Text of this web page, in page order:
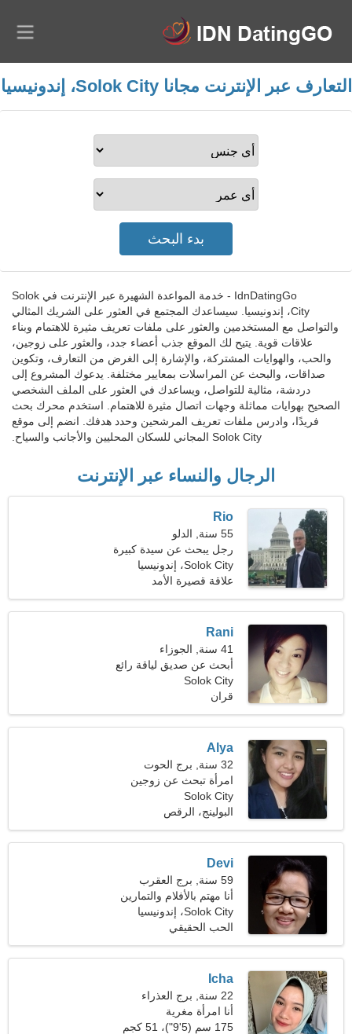
التعارف عبر الإنترنت مجانا Solok City، إندونيسيا
IdnDatingGo - خدمة المواعدة الشهيرة عبر الإنترنت في Solok
City، إندونيسيا. سيساعدك المجتمع في العثور على الشريك المثالي
والتواصل مع المستخدمين والعثور على ملفات تعريف مثيرة للاهتمام وبناء
علاقات قوية. يتيح لك الموقع جذب أعضاء جدد، والعثور على زوجين،
والحب، والهوايات المشتركة، والإشارة إلى الغرض من التعارف، وتكوين
صداقات، والبحث عن المراسلات بمعايير مختلفة. يدعوك المشروع إلى
دردشة، مثالية للتواصل، ويساعدك في العثور على الملف الشخصي
الصحيح بهوايات مماثلة وجهات اتصال مثيرة للاهتمام. استخدم محرك بحث
فريدًا، وادرس ملفات تعريف المرشحين وحدد هدفك. انضم إلى موقع
Solok City المجاني للسكان المحليين والأجانب والسياح.
الرجال والنساء عبر الإنترنت
Rio
55 سنة, الدلو
رجل يبحث عن سيدة كبيرة
48-52
Solok City، إندونيسيا
علاقة قصيرة الأمد
Rani
41 سنة, الجوزاء
أبحث عن صديق لياقة رائع
Solok City
قران
Alya
32 سنة, برج الحوت
امرأة تبحث عن زوجين
Solok City
البولينج، الرقص
Devi
59 سنة, برج العقرب
أنا مهتم بالأفلام والتمارين
الرياضية
Solok City، إندونيسيا
الحب الحقيقي
Icha
22 سنة, برج العذراء
أنا امرأة مغرية
175 سم (5'9")، 51 كجم